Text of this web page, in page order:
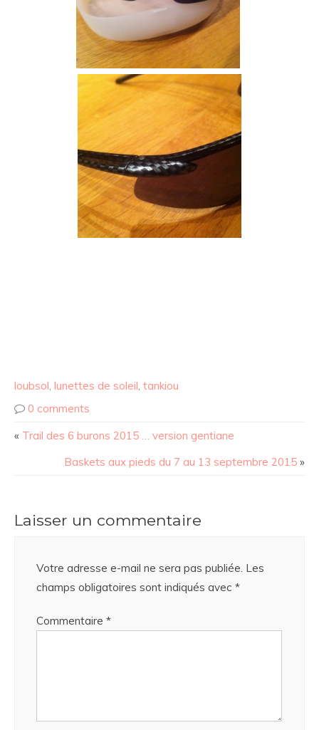
loubsol, lunettes de soleil, tankiou
0 comments
« Trail des 6 burons 2015 … version gentiane
Baskets aux pieds du 7 au 13 septembre 2015 »
Laisser un commentaire
Votre adresse e-mail ne sera pas publiée. Les
champs obligatoires sont indiqués avec *
Commentaire *